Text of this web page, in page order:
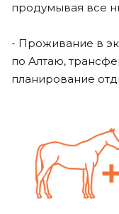
продумывая все
- Проживание в
по Алтаю,
планирование